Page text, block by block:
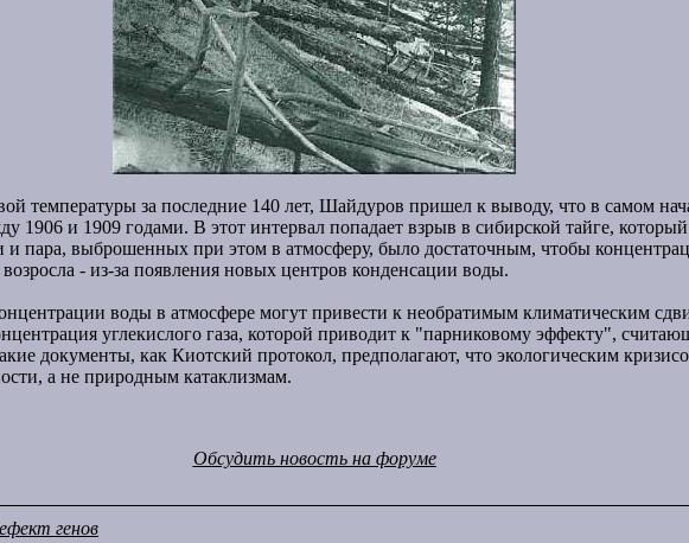
температуры за последние 140 лет, Шайдуров пришел к выводу, что в самом
1906 и 1909 годами. В этот интервал попадает взрыв в сибирской тайге,
и пара, выброшенных при этом в атмосферу, было достаточным, чтобы
- из-за появления новых центров конденсации воды.
воды в атмосфере могут привести к необратимым климатическим
углекислого газа, которой приводит к "парниковому эффекту",
документы, как Киотский протокол, предполагают, что экологическим
а не природным катаклизмам.
Обсудить новость на форуме
генов